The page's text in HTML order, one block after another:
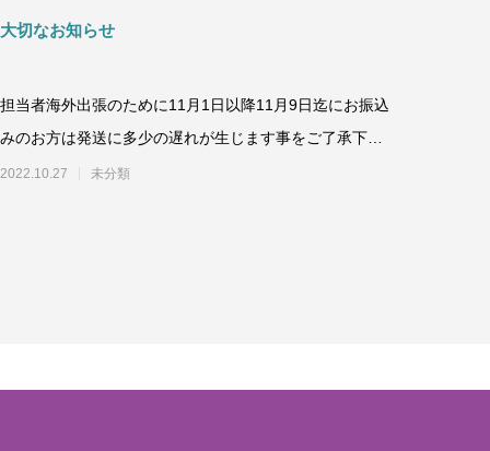
大切なお知らせ
担当者海外出張のために11月1日以降11月9日迄にお振込
みのお方は発送に多少の遅れが生じます事をご了承下さ
い。お急ぎのところ申し訳ございま
2022.10.27 未分類